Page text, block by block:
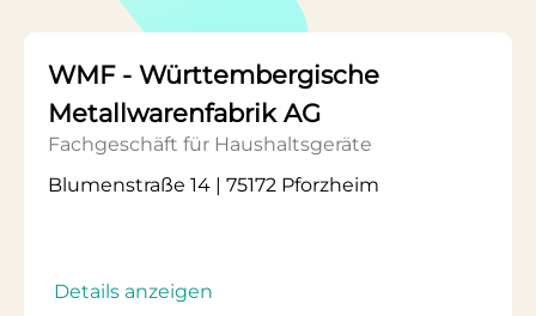
WMF - Württembergische
Metallwarenfabrik AG
Fachgeschäft für Haushaltsgeräte
Blumenstraße 14 | 75172 Pforzheim
Details anzeigen